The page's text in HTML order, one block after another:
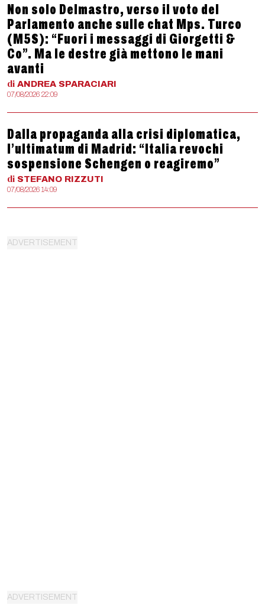
Non solo Delmastro, verso il voto del
Parlamento anche sulle chat Mps. Turco
(M5S): “Fuori i messaggi di Giorgetti &
Co”. Ma le destre già mettono le mani
avanti
di ANDREA SPARACIARI
07/08/2026 22:09
Dalla propaganda alla crisi diplomatica,
l’ultimatum di Madrid: “Italia revochi
sospensione Schengen o reagiremo”
di STEFANO RIZZUTI
07/08/2026 14:09